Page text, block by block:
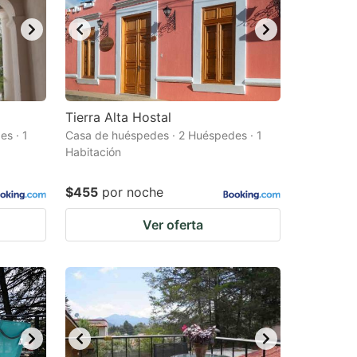
· 1
Tierra Alta Hostal
Casa de huéspedes · 2 Huéspedes · 1
Habitación
$455 por noche
Ver oferta